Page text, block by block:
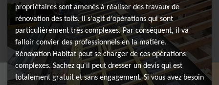
propriétaires sont amenés à réaliser des travaux de
rénovation des toits. Il s'agit d'opérations qui sont
particulièrement très complexes. Par conséquent, il va
falloir convier des professionnels en la matière.
Rénovation Habitat peut se charger de ces opérations
complexes. Sachez qu'il peut dresser un devis qui est
totalement gratuit et sans engagement. Si vous avez besoin